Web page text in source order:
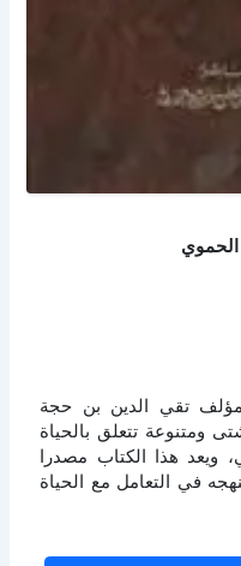
تقي الدين بن حجة
ومتنوعة تتعلق بالحياة
ويعد هذا الكتاب مصدرا
في التعامل مع الحياة